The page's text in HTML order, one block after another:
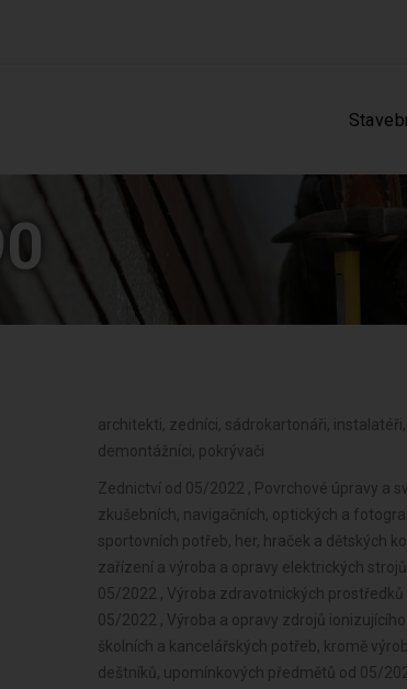
architekti, zedníci, sádrokartonáři,
demontážníci, pokrývači
Zednictví od 05/2022 , Povrchové úpravy a svařování kovů a dalších materiálů od 05/2022 , Výroba měřicích, zkušebních, navigačních, optických a fotografických přístrojů a zařízení od 05/2022 , Výroba, opravy a údržba sportovních potřeb, her, hraček a dětských kočárků od 05/2022 , Výroba elektronických součástek, elektrických zařízení a výroba a opravy elektrických strojů, přístrojů a elektronických zařízení pracujících na malém napětí od 05/2022 , Výroba zdravotnických prostředků od 05/2022 , Výroba neelektrických zařízení pro domácnost od 05/2022 , Výroba a opravy zdrojů ionizujícího záření od 05/2022 , Výroba strojů a zařízení od 05/2022 , Výroba školních a kancelářských potřeb, kromě výrobků z papíru, výroba bižuterie, kartáčnického a konfekčního zboží, deštníků, upomínkových předmětů od 05/2022 , Výroba motorových a přípojných vozidel a karoserií od 05/2022 , Výroba dalších výrobků zpracovatelského průmyslu od 05/2022 , Stavba a výroba plavidel od 05/2022 , Provozování vodovodů a kanalizací a úprava a rozvod vody od 05/2022 , Výroba, vývoj, projektování, zkoušky, instalace, údržba, opravy, modifikace a konstrukční změny letadel, motorů letadel, vrtulí, letadlových částí a zařízení a leteckých pozemních zařízení od 05/2022 , Nakládání s odpady (vyjma nebezpečných) od 05/2022 , Výroba drážních hnacích vozidel a drážních vozidel na dráze tramvajové, trolejbusové a lanové a železničního parku od 05/2022 , Výroba hnojiv od 05/2022 , Přípravné a dokončovací stavební práce, specializované stavební činnosti od 05/2022 , Výroba jízdních kol, vozíků pro invalidy a jiných nemotorových